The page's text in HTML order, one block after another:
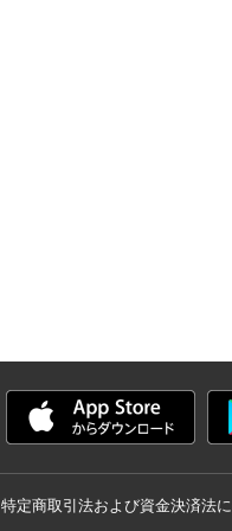
特定商取引法および資金決済法